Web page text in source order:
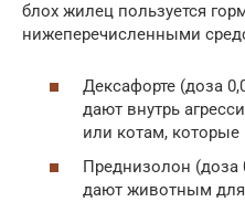
блох жилец пользуется
нижеперечисленными
Дексафорте (доза
дают внутрь
или котам, которые
Преднизолон (доза
дают животным для